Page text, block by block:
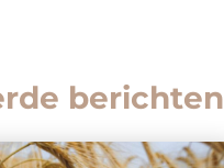
berichten